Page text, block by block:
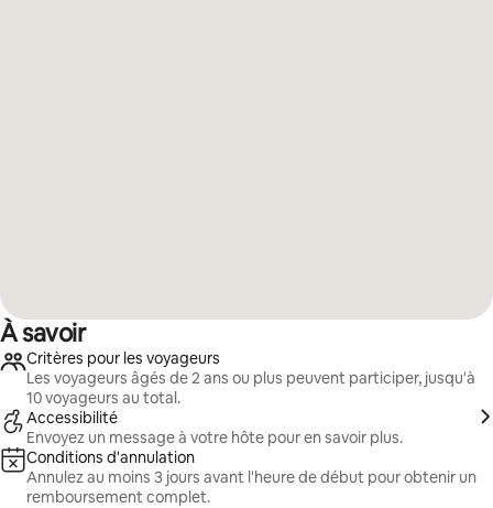
À savoir
Critères pour les voyageurs
Les voyageurs âgés de 2 ans ou plus peuvent participer, jusqu'à
10 voyageurs au total.
Accessibilité
Envoyez un message à votre hôte pour en savoir plus.
Conditions d'annulation
Annulez au moins 3 jours avant l'heure de début pour obtenir un
remboursement complet.